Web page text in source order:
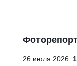
26 июля 2026